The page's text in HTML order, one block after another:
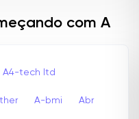
com A
A4-tech Itd
A-bmi Abr